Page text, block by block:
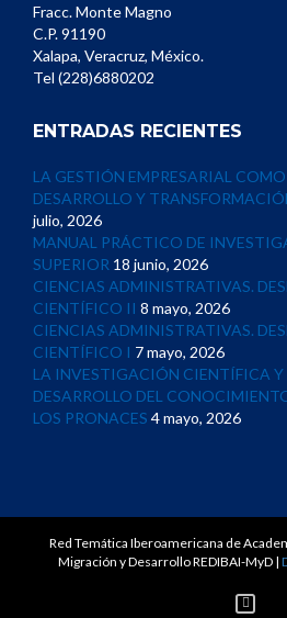
Fracc. Monte Magno
C.P. 91190
Xalapa, Veracruz, México.
Tel (228)6880202
ENTRADAS RECIENTES
LA GESTIÓN EMPRESARIAL COMO
DESARROLLO Y
julio, 2026
MANUAL PRÁCTICO DE
SUPERIOR 18 junio, 2026
CIENCIAS ADMINISTRATIVAS.
CIENTÍFICO II 8 mayo, 2026
CIENCIAS ADMINISTRATIVAS.
CIENTÍFICO I 7 mayo, 2026
LA INVESTIGACIÓN CIENTÍFICA Y
DESARROLLO DEL
LOS PRONACES 4 mayo, 2026
Red Temática Iberoamericana de
Migración y Desarrollo REDIBAI-MyD |